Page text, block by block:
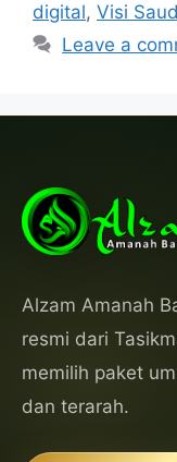
digital, Visi
Leave a
Alzam Amanah
resmi dari
memilih paket
dan terarah.